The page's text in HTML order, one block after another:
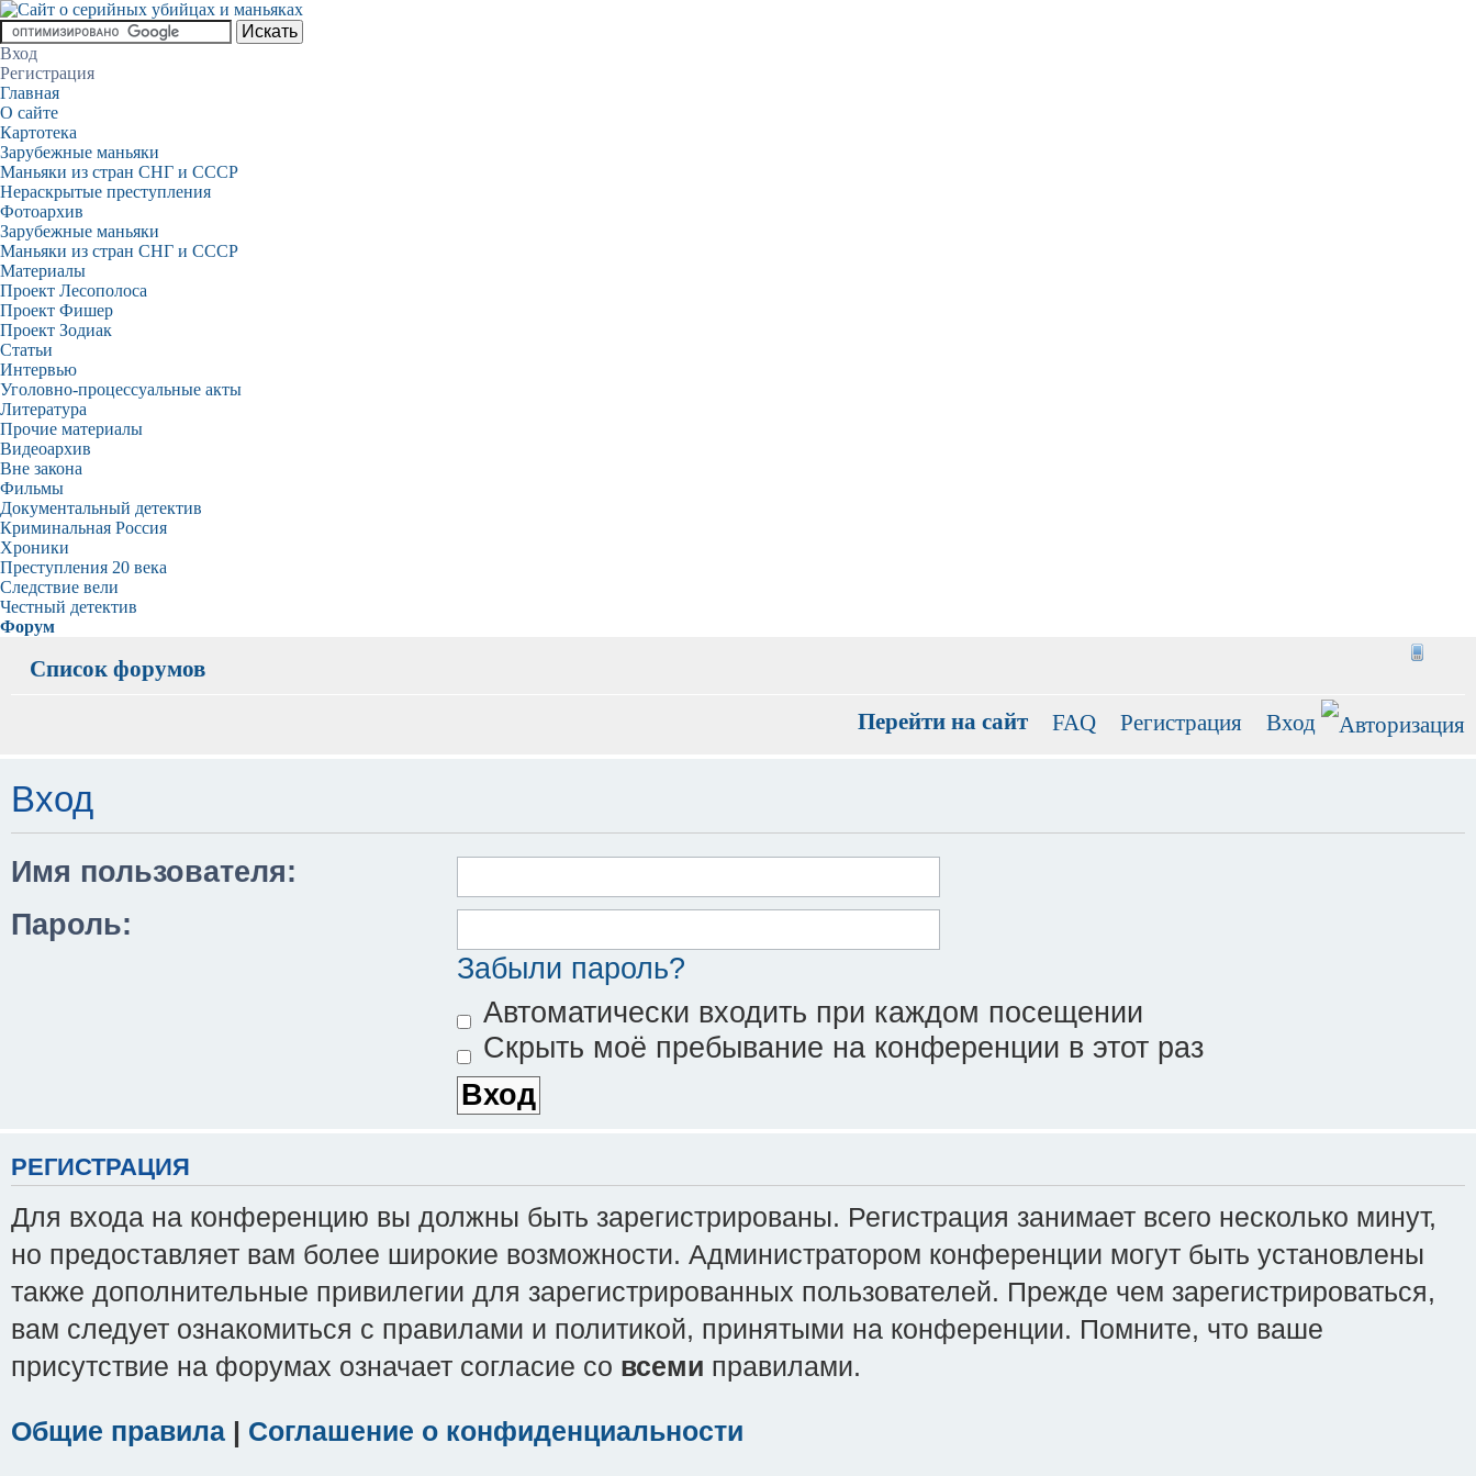
Вход
Регистрация
Главная
О сайте
Картотека
Зарубежные маньяки
Маньяки из стран СНГ и СССР
Нераскрытые преступления
Фотоархив
Зарубежные маньяки
Маньяки из стран СНГ и СССР
Материалы
Проект Лесополоса
Проект Фишер
Проект Зодиак
Статьи
Интервью
Уголовно-процессуальные акты
Литература
Прочие материалы
Видеоархив
Вне закона
Фильмы
Документальный детектив
Криминальная Россия
Хроники
Преступления 20 века
Следствие вели
Честный детектив
Форум
Список форумов
Перейти на сайт FAQ Регистрация Вход
Вход
Имя пользователя:
Пароль:
Забыли пароль?
Автоматически входить при каждом посещении
Скрыть моё пребывание на конференции в этот раз
РЕГИСТРАЦИЯ
Для входа на конференцию вы должны быть зарегистрированы. Регистрация занимает всего несколько минут,
но предоставляет вам более широкие возможности. Администратором конференции могут быть установлены
также дополнительные привилегии для зарегистрированных пользователей. Прежде чем зарегистрироваться,
вам следует ознакомиться с правилами и политикой, принятыми на конференции. Помните, что ваше
присутствие на форумах означает согласие со всеми правилами.
Общие правила | Соглашение о конфиденциальности